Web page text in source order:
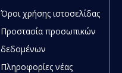
Όροι χρήσης ιστοσελίδας
Προστασία προσωπικών
δεδομένων
Πληροφορίες νέας